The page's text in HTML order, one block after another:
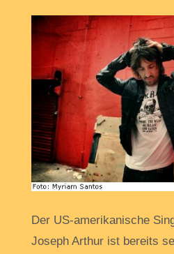
Der US-amerikanische
Joseph Arthur ist bereits